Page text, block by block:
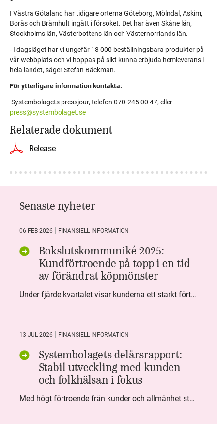
I Västra Götaland har tidigare orterna Göteborg, Mölndal, Askim,
Borås och Brämhult ingått i försöket. Det har även Skåne län,
Stockholms län, Västerbottens län och Västernorrlands län.
- I dagsläget har vi ungefär 18 000 beställningsbara produkter på
vår webbplats och vi hoppas på sikt kunna erbjuda hemleverans i
hela landet, säger Stefan Bäckman.
För ytterligare information kontakta:
Systembolagets pressjour, telefon 070-245 00 47, eller
press@systembolaget.se
Relaterade dokument
Release
Senaste nyheter
06 FEB 2026 FINANSIELL INFORMATION
Bokslutskommuniké 2025:
Kundförtroende på topp i en tid
av förändrat köpmönster
Under fjärde kvartalet visar kunderna ett starkt förtroende för Systembolaget. Nöjd Kund Index (NKI) når en ny rekordnivå och bidrar till att även helåret avslutar starkt. Arbetet med ansvarsfull försäljning ger tydliga resultat där ålderskontroller når sina högsta nivåer någonsin. Samtidigt fortsätter kundernas val att förändras. Allt fler väljer öl och drycker med lägre alkoholhalt. Vi ser också en lägre försäljningsvolym under kvartalet, en utveckling som ligger i linje med den långsiktiga minskningen i alkoholkonsumtionen i Sverige. De officiella konsumtionssiffrorna från CAN för 2025 kommer först under våren men försäljningssiffrorna pekar åt samma håll.
13 JUL 2026 FINANSIELL INFORMATION
Systembolagets delårsrapport:
Stabil utveckling med kunden
och folkhälsan i fokus
Med högt förtroende från kunder och allmänhet står Systembolaget stabilt i samhällsuppdraget. Under kvartalet togs flera steg inom folkhälsa, kundnytta och minskad klimatpåverkan. Nettoomsättningen var i nivå med föregående år och effektiviseringar av verksamheten möjliggjorde fortsatt anpassning för att möta nya behov.